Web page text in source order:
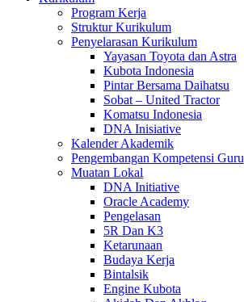
Program Kerja
Struktur Kurikulum
Penyelarasan Kurikulum
Yayasan Toyota dan Astra
Kubota Indonesia
Pintar Bersama Daihatsu
Sobat – United Tractor
Komatsu Indonesia
DNA Inisiative
Kalender Akademik
Pengembangan Kompetensi Guru
Muatan Lokal
DNA Initiative
Oracle Academy
Pengelasan
5R Dan K3
Ketarunaan
Budaya Kerja
Bintalsik
Engine Kubota